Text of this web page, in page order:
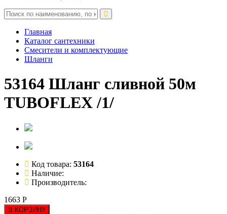
Главная
Каталог сантехники
Смесители и комплектующие
Шланги
53164 Шланг сливной 50м
TUBOFLEX /1/
Код товара: 53164
Наличие:
Производитель:
1663 Р
В КОРЗИНУ